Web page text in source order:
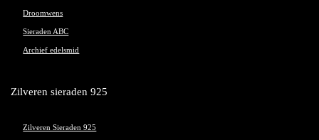
Droomwens
Sieraden ABC
Archief edelsmid
Zilveren sieraden 925
Zilveren Sieraden 925